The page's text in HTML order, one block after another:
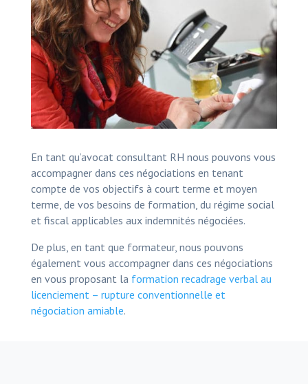
En tant qu’avocat consultant RH nous pouvons vous
accompagner dans ces négociations en tenant
compte de vos objectifs à court terme et moyen
terme, de vos besoins de formation, du régime social
et fiscal applicables aux indemnités négociées.
De plus, en tant que formateur, nous pouvons
également vous accompagner dans ces négociations
en vous proposant la formation recadrage verbal au
licenciement – rupture conventionnelle et
négociation amiable.